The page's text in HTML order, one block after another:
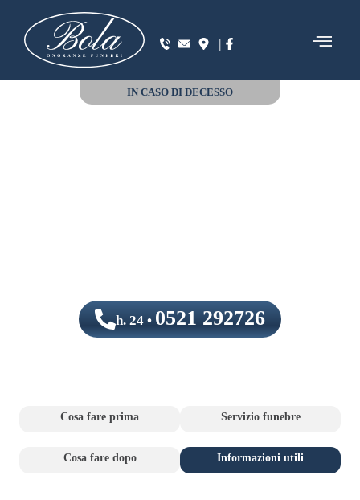
|
IN CASO DI DECESSO
h. 24 • 0521 292726
Cosa fare prima Servizio funebre
Cosa fare dopo Informazioni utili